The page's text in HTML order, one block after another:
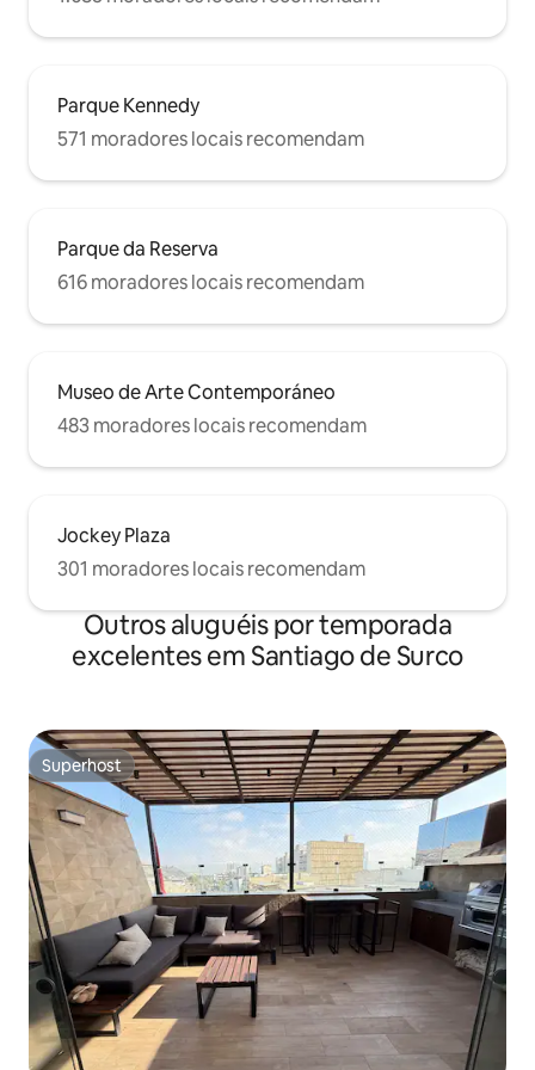
Parque Kennedy
571 moradores locais recomendam
Parque da Reserva
616 moradores locais recomendam
Museo de Arte Contemporáneo
483 moradores locais recomendam
Jockey Plaza
301 moradores locais recomendam
Outros aluguéis por temporada
excelentes em Santiago de Surco
Superhost
Superhost